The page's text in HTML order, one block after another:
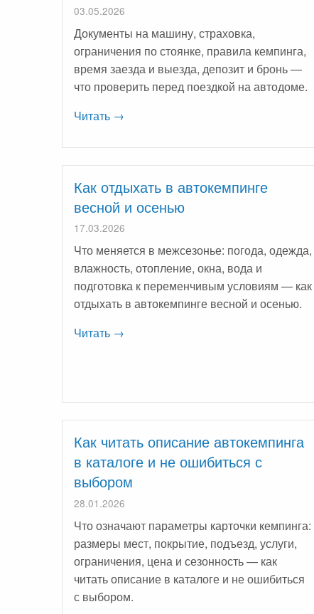
03.05.2026
Документы на машину, страховка,
ограничения по стоянке, правила кемпинга,
время заезда и выезда, депозит и бронь —
что проверить перед поездкой на автодоме.
Читать →
Как отдыхать в автокемпинге
весной и осенью
17.03.2026
Что меняется в межсезонье: погода, одежда,
влажность, отопление, окна, вода и
подготовка к переменчивым условиям — как
отдыхать в автокемпинге весной и осенью.
Читать →
Как читать описание автокемпинга
в каталоге и не ошибиться с
выбором
28.01.2026
Что означают параметры карточки кемпинга:
размеры мест, покрытие, подъезд, услуги,
ограничения, цена и сезонность — как
читать описание в каталоге и не ошибиться
с выбором.